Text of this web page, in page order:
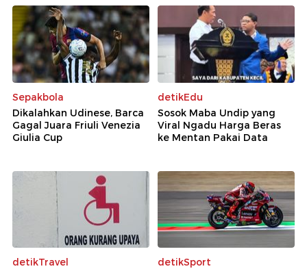
Sepakbola
Dikalahkan Udinese, Barca
Gagal Juara Friuli Venezia
Giulia Cup
detikEdu
Sosok Maba Undip yang
Viral Ngadu Harga Beras
ke Mentan Pakai Data
detikTravel
detikSport